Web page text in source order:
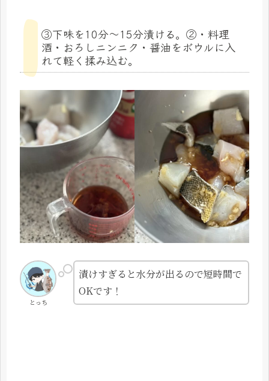
③下味を10分〜15分漬ける。②・料理
酒・おろしニンニク・醤油をボウルに入
れて軽く揉み込む。
とっち
漬けすぎると水分が出るので短時間で
OKです！